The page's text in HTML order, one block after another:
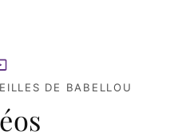
DE BABELLOU